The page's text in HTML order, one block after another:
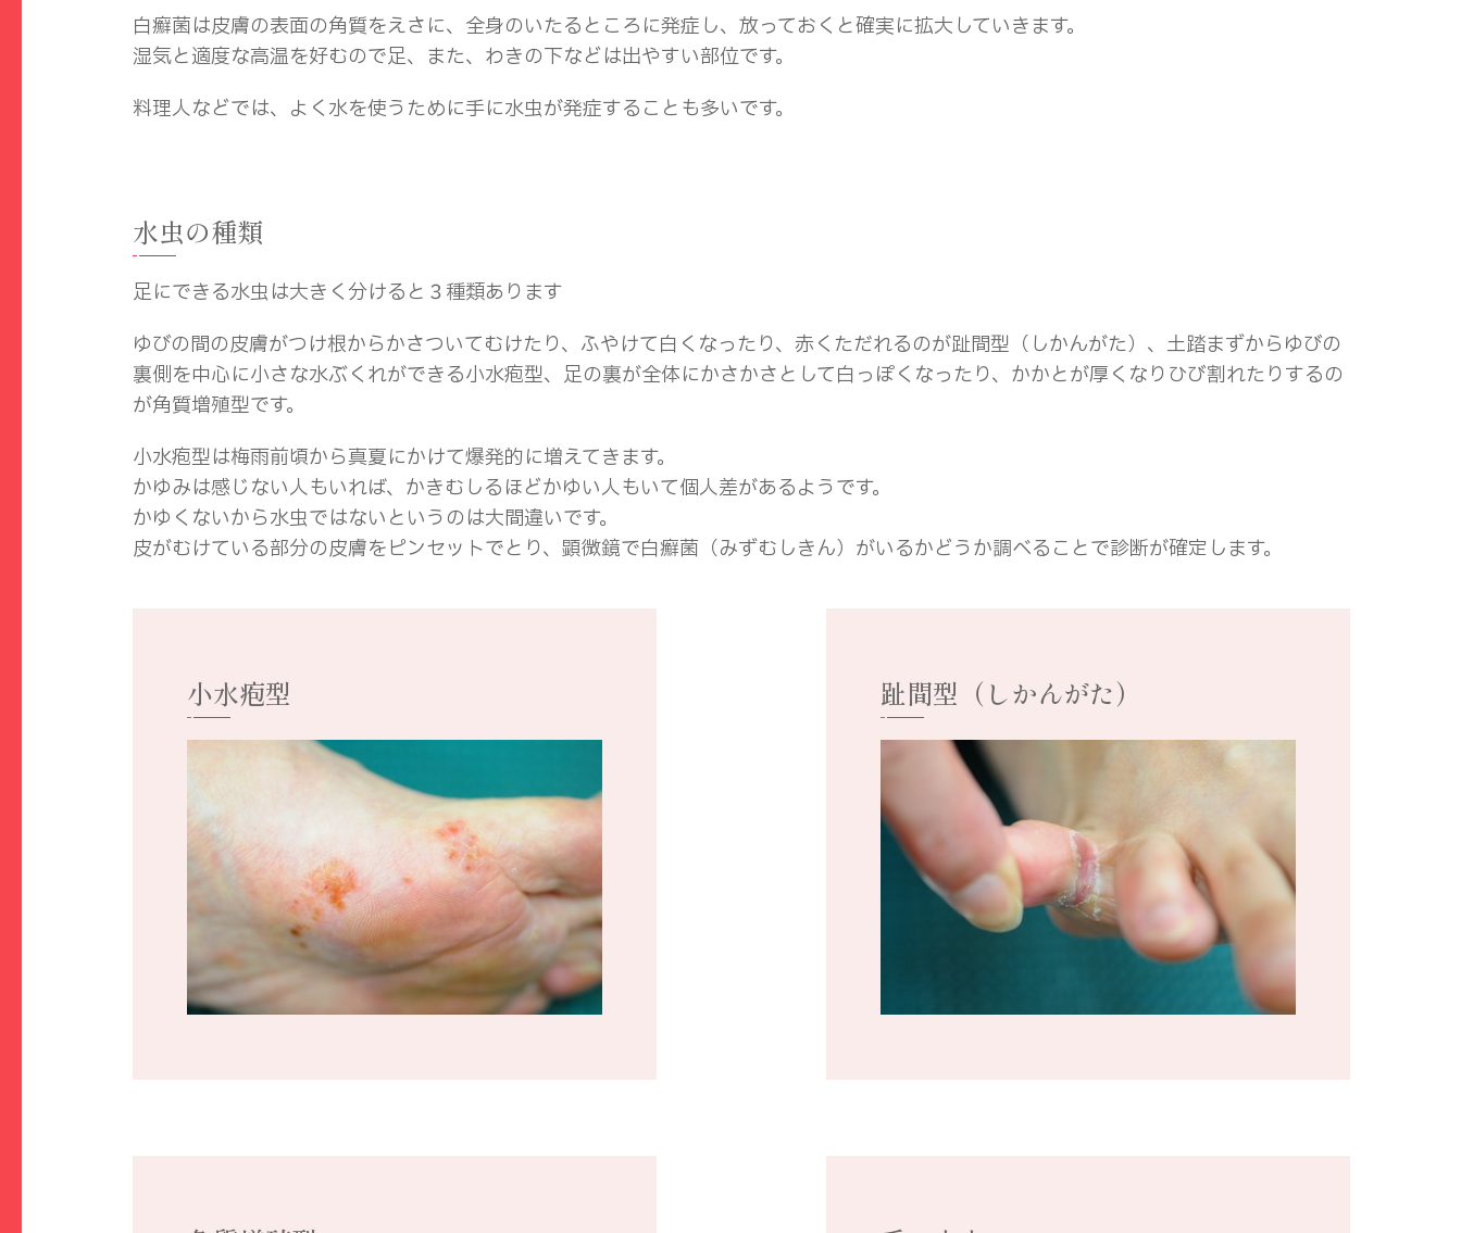
白癬菌は皮膚の表面の角質をえさに、全身のいたるところに発症し、放っておくと確実に拡大していきます。
湿気と適度な高温を好むので足、また、わきの下などは出やすい部位です。
料理人などでは、よく水を使うために手に水虫が発症することも多いです。
水虫の種類
足にできる水虫は大きく分けると３種類あります
ゆびの間の皮膚がつけ根からかさついてむけたり、ふやけて白くなったり、赤くただれるのが趾間型（しかんがた）、土踏まずからゆびの
裏側を中心に小さな水ぶくれができる小水疱型、足の裏が全体にかさかさとして白っぽくなったり、かかとが厚くなりひび割れたりするの
が角質増殖型です。
小水疱型は梅雨前頃から真夏にかけて爆発的に増えてきます。
かゆみは感じない人もいれば、かきむしるほどかゆい人もいて個人差があるようです。
かゆくないから水虫ではないというのは大間違いです。
皮がむけている部分の皮膚をピンセットでとり、顕微鏡で白癬菌（みずむしきん）がいるかどうか調べることで診断が確定します。
小水疱型 趾間型（しかんがた）